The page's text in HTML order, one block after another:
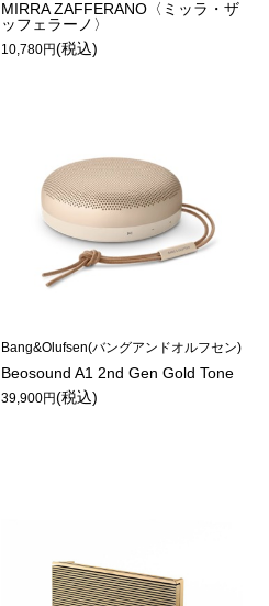
MIRRA ZAFFERANO〈ミッラ・ザ
ッフェラーノ〉
10,780円(税込)
Bang&Olufsen(バングアンドオルフセン)
Beosound A1 2nd Gen Gold Tone
39,900円(税込)